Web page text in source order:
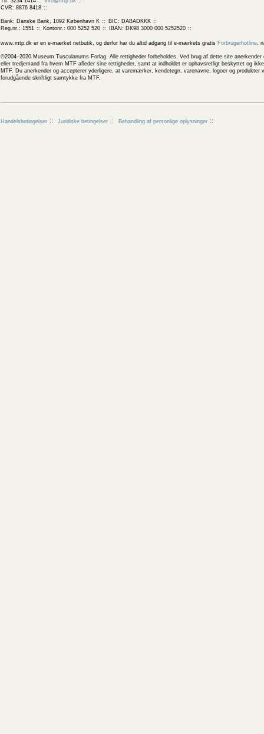
CVR: 8876 8418
Bank: Danske Bank, 1092 København K
BIC: DABADKKK
Reg.nr.: 1551
Kontonr.: 000 5252 520 IBAN: DK98 3000 000 5252520
www.mtp.dk er en e-mærket netbutik, og derfor har du altid adgang til e-mærkets gratis Forbrugerhotline,
©2004–2020 Museum Tusculanums Forlag. Alle rettigheder forbeholdes. Ved brug af dette site
eller tredjemand fra hvem MTF afleder sine rettigheder, samt at indholdet er ophavsretligt beskyttet og
MTF. Du anerkender og accepterer yderligere, at varemærker, kendetegn, varenavne, logoer og
forudgående skriftligt samtykke fra MTF.
Handelsbetingelser Juridiske betingelser Behandling af personlige oplysninger